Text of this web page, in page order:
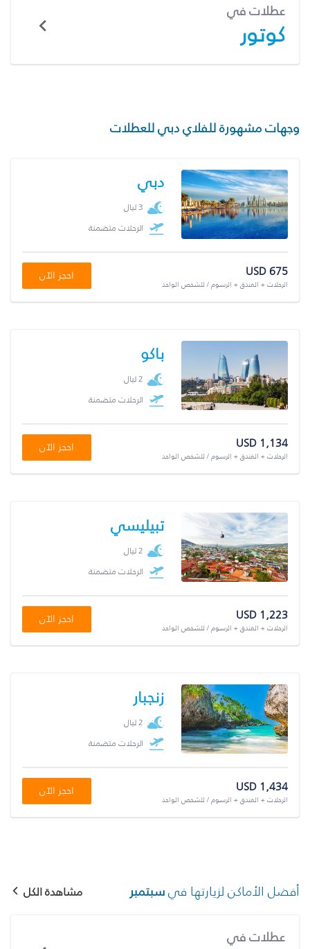
عطلات في
كوتور
وجهات مشهورة للفلاي دبي للعطلات
دبي
3 ليال
الرحلات متضمنة
USD 675
الرحلات + الفندق + الرسوم / للشخص الواحد
احجز الآن
باكو
2 ليال
الرحلات متضمنة
USD 1,134
الرحلات + الفندق + الرسوم / للشخص الواحد
احجز الآن
تبيليسي
2 ليال
الرحلات متضمنة
USD 1,223
الرحلات + الفندق + الرسوم / للشخص الواحد
احجز الآن
زنجبار
2 ليال
الرحلات متضمنة
USD 1,434
الرحلات + الفندق + الرسوم / للشخص الواحد
احجز الآن
أفضل الأماكن لزيارتها فيسبتمبر مشاهدة الكل
عطلات في